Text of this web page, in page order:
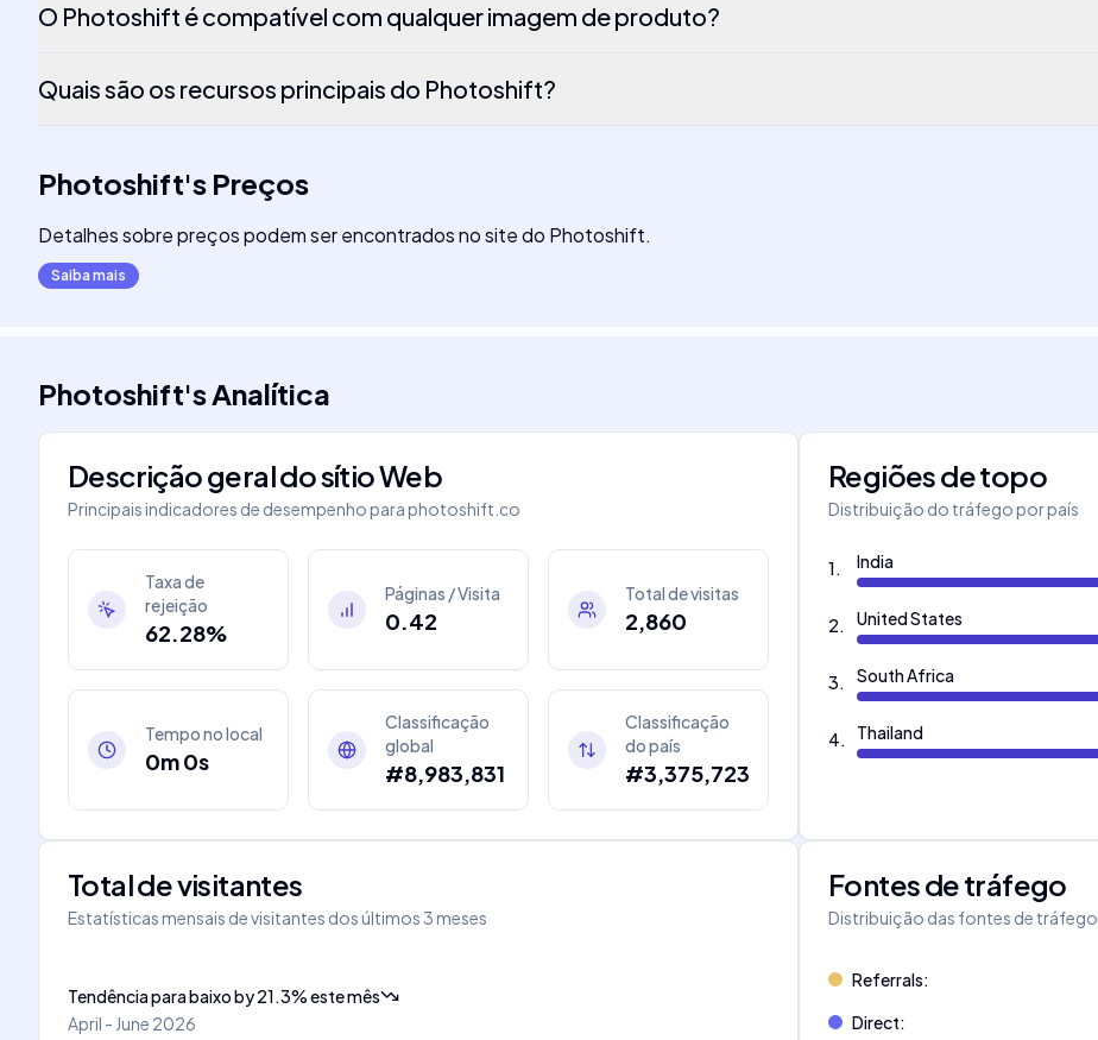
O Photoshift é compatível com qualquer imagem de produto?
Quais são os recursos principais do Photoshift?
Photoshift's Preços
Detalhes sobre preços podem ser encontrados no site do Photoshift.
Saiba mais
Photoshift'sAnalítica
Descrição geral do sítio Web
Principais indicadores de desempenho paraphotoshift.co
Taxa de
rejeição
62.28%
Páginas / Visita
0.42
Total de visitas
2,860
Tempo no local
0m 0s
Classificação
global
#8,983,831
Classificação
do país
#3,375,723
Regiões de topo
Distribuição do tráfego por país
1. India
2. United States
3. South Africa
4. Thailand
Total de visitantes
Estatísticas mensais de visitantes dos últimos 3 meses
Tendência para baixoby21.3%este mês
April - June 2026
Fontes de tráfego
Distribuição das fontes de tráfego
Referrals:
Direct: